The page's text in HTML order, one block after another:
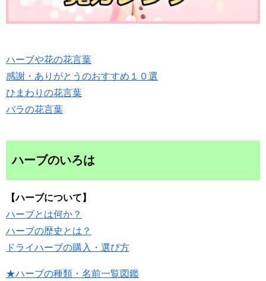
ハーブや花の花言葉
感謝・ありがとうのおすすめ１０選
ひまわりの花言葉
バラの花言葉
ハーブのいろは
【ハーブについて】
ハーブとは何か？
ハーブの歴史とは？
ドライハーブの購入・選び方
★ハーブの種類・名前一覧図鑑